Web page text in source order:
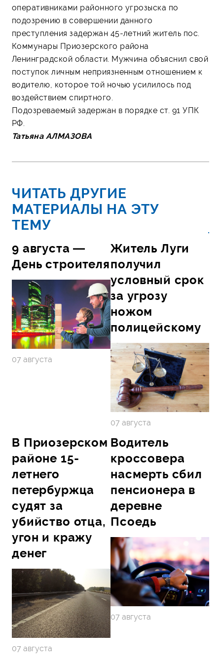
оперативниками районного угрозыска по
подозрению в совершении данного
преступления задержан 45-летний житель пос.
Коммунары Приозерского района
Ленинградской области. Мужчина объяснил свой
поступок личным неприязненным отношением к
водителю, которое той ночью усилилось под
воздействием спиртного.
Подозреваемый задержан в порядке ст. 91 УПК
РФ.
Татьяна АЛМАЗОВА
ЧИТАТЬ ДРУГИЕ
МАТЕРИАЛЫ НА ЭТУ
ТЕМУ
9 августа —
День строителя
07 августа
Житель Луги
получил
условный срок
за угрозу
ножом
полицейскому
07 августа
В Приозерском
районе 15-
летнего
петербуржца
судят за
убийство отца,
угон и кражу
денег
07 августа
Водитель
кроссовера
насмерть сбил
пенсионера в
деревне
Псоедь
07 августа